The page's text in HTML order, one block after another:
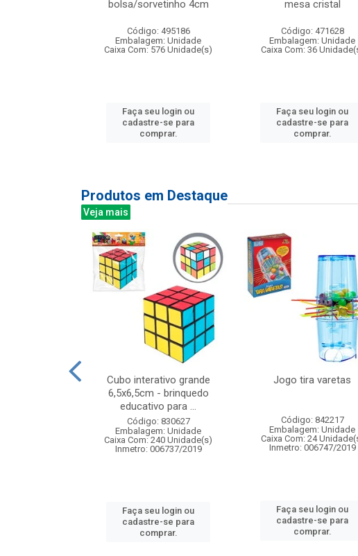
bolsa/sorvetinho 4cm
Código: 495186
Embalagem: Unidade
Caixa Com: 576 Unidade(s)
Faça seu login ou
cadastre-se para
comprar.
mesa cristal
Código: 471628
Embalagem: Unidade
Caixa Com: 36
Faça seu login ou
cadastre-se para
comprar.
Produtos em Destaque
Veja mais
Cubo interativo grande
6,5x6,5cm - brinquedo
educativo para ...
Código: 830627
Embalagem: Unidade
Caixa Com: 240 Unidade(s)
Inmetro: 006737/2019
Faça seu login ou
cadastre-se para
comprar.
Jogo tira varetas
Código: 842217
Embalagem: Unidade
Caixa Com: 24
Inmetro: 006747/2019
Faça seu login ou
cadastre-se para
comprar.